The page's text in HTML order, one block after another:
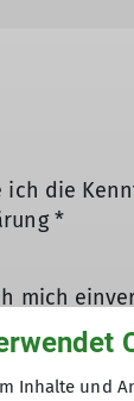
ich die
*
mich
gesichert
Inhalte und